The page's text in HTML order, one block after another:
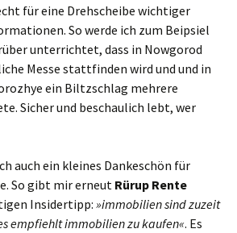
für eine Drehscheibe wichtiger
So werde ich zum Beipsiel
unterrichtet, dass in Nowgorod
Messe stattfinden wird und und in
ein Biltzschlag mehrere
Sicher und beschaulich lebt, wer
auch ein kleines Dankeschön für
So gibt mir erneut Rürup Rente
Insidertipp: »immobilien sind zuzeit
empfiehlt immobilien zu kaufen«. Es